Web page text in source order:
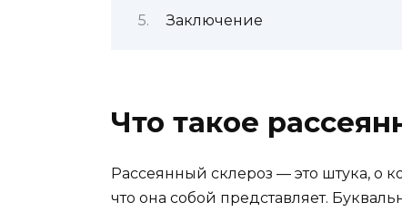
Заключение
Что такое
Рассеянный склероз — это штука, о
что она собой представляет.